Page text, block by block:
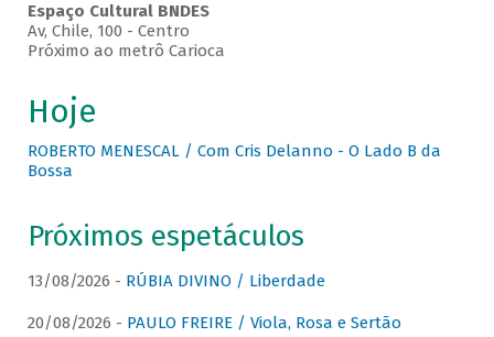
Espaço Cultural BNDES
Av, Chile, 100 - Centro
Próximo ao metrô Carioca
Hoje
ROBERTO MENESCAL / Com Cris Delanno - O Lado B da
Bossa
Próximos espetáculos
13/08/2026 - RÚBIA DIVINO / Liberdade
20/08/2026 - PAULO FREIRE / Viola, Rosa e Sertão